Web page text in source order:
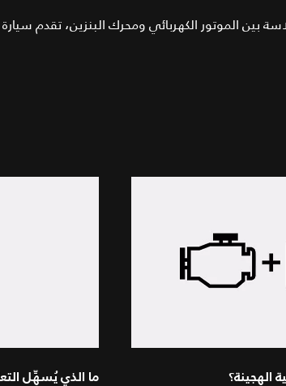
بين الموتور الكهربائي ومحرك البنزين، تقدم سيارة
الهجينة؟ ما الذي يُسهِّل